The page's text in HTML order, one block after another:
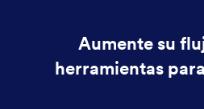
Aumente su
herramientas para